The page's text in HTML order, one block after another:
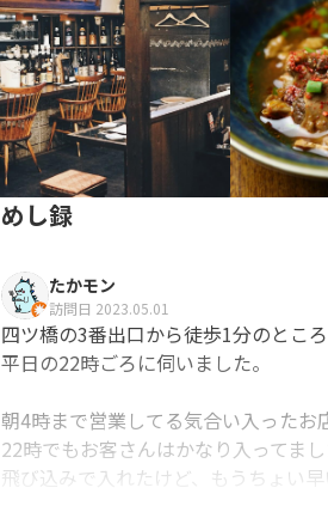
めし録
たかモン
訪問日 2023.05.01
四ツ橋の3番出口から徒歩1分のとこ
平日の22時ごろに伺いました。
朝4時まで営業してる気合い入ったお
22時でもお客さんはかなり入ってまし
飛び込みで入れたけど、もうちょい